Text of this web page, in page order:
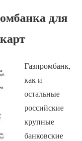
для
Газпромбанк,
как и
остальные
российские
крупные
банковские